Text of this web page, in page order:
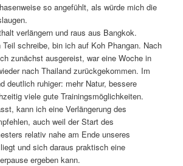
so angefühlt, als würde mich die
verlängern und raus aus Bangkok.
schreibe, bin ich auf Koh Phangan. Nach
zunächst ausgereist, war eine Woche in
nach Thailand zurückgekommen. Im
deutlich ruhiger: mehr Natur, bessere
viele gute Trainingsmöglichkeiten.
kann ich eine Verlängerung des
auch weil der Start des
relativ nahe am Ende unseres
und sich daraus praktisch eine
ergeben kann.